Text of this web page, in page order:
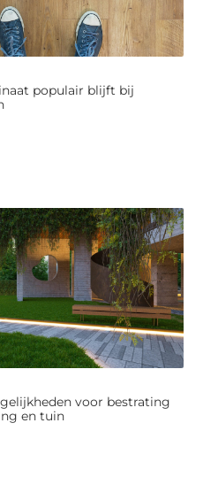
populair blijft bij
voor bestrating
en tuin